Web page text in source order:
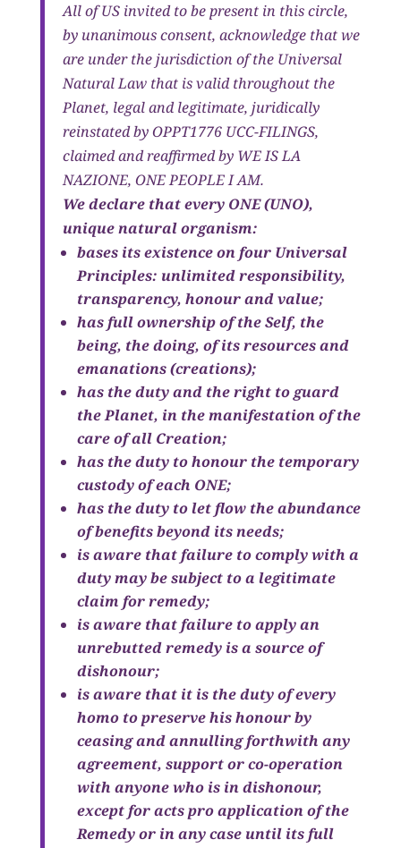
All of US invited to be present in this circle,
by unanimous consent, acknowledge that we
are under the jurisdiction of the Universal
Natural Law that is valid throughout the
Planet, legal and legitimate, juridically
reinstated by OPPT1776 UCC-FILINGS,
claimed and reaffirmed by WE IS LA
NAZIONE, ONE PEOPLE I AM.
We declare that every ONE (UNO),
unique natural organism:
bases its existence on four Universal
Principles: unlimited responsibility,
transparency, honour and value;
has full ownership of the Self, the
being, the doing, of its resources and
emanations (creations);
has the duty and the right to guard
the Planet, in the manifestation of the
care of all Creation;
has the duty to honour the temporary
custody of each ONE;
has the duty to let flow the abundance
of benefits beyond its needs;
is aware that failure to comply with a
duty may be subject to a legitimate
claim for remedy;
is aware that failure to apply an
unrebutted remedy is a source of
dishonour;
is aware that it is the duty of every
homo to preserve his honour by
ceasing and annulling forthwith any
agreement, support or co-operation
with anyone who is in dishonour,
except for acts pro application of the
Remedy or in any case until its full